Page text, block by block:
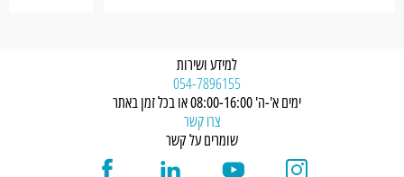
למידע ושירות
054-7896155
ימים א'-ה' 08:00-16:00 או בכל זמן באתר
צרו קשר
שומרים על קשר